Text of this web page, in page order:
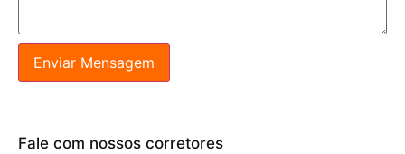
Enviar Mensagem
Fale com nossos corretores